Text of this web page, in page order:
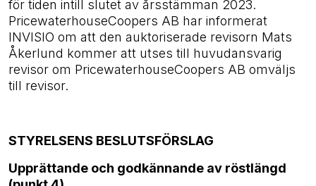
för tiden intill slutet av årsstämman 2023.
PricewaterhouseCoopers AB har informerat
INVISIO om att den auktoriserade revisorn Mats
Åkerlund kommer att utses till huvudansvarig
revisor om PricewaterhouseCoopers AB omväljs
till revisor.
STYRELSENS BESLUTSFÖRSLAG
Upprättande och godkännande av röstlängd